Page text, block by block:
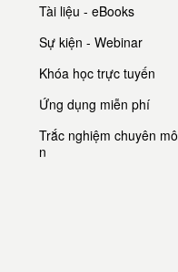
Tài liệu - eBooks
Sự kiện - Webinar
Khóa học trực tuyến
Ứng dụng miễn phí
Trắc nghiệm chuyên mô
n